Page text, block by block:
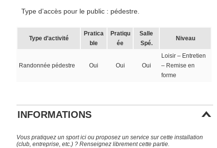
Type d’accès pour le public : pédestre.
Type d’activité
Pratica
ble
Pratiqu
ée
Salle
Spé.
Niveau
Randonnée pédestre Oui Oui Oui
Loisir – Entretien
– Remise en
forme
INFORMATIONS
Vous pratiquez un sport ici ou proposez un service sur cette installation
(club, entreprise, etc.) ? Renseignez librement cette partie.